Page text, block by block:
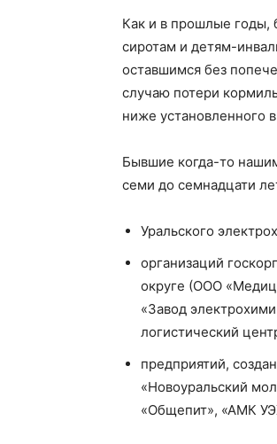
Как и в прошлые годы,
сиротам и детям-
оставшимся без
случаю потери
ниже установленного
Бывшие когда-то
семи до семнадцати
Уральского
организаций
округе (ООО
«Завод
логистический
предприятий,
«Новоуральский
«Общепит», «АМК